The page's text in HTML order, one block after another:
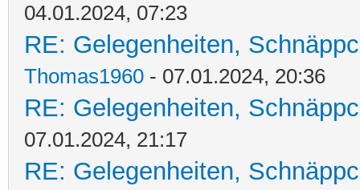
04.01.2024, 07:23
RE: Gelegenheiten,
Thomas1960 - 07.01.2024, 20:36
RE: Gelegenheiten,
07.01.2024, 21:17
RE: Gelegenheiten,